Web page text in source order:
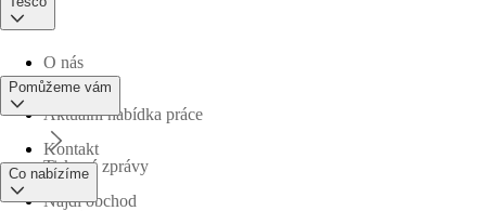
O nás
Aktuální nabídka práce
Tiskové zprávy
Pomůžeme vám
Kontakt
Najdi obchod
Co nabízíme